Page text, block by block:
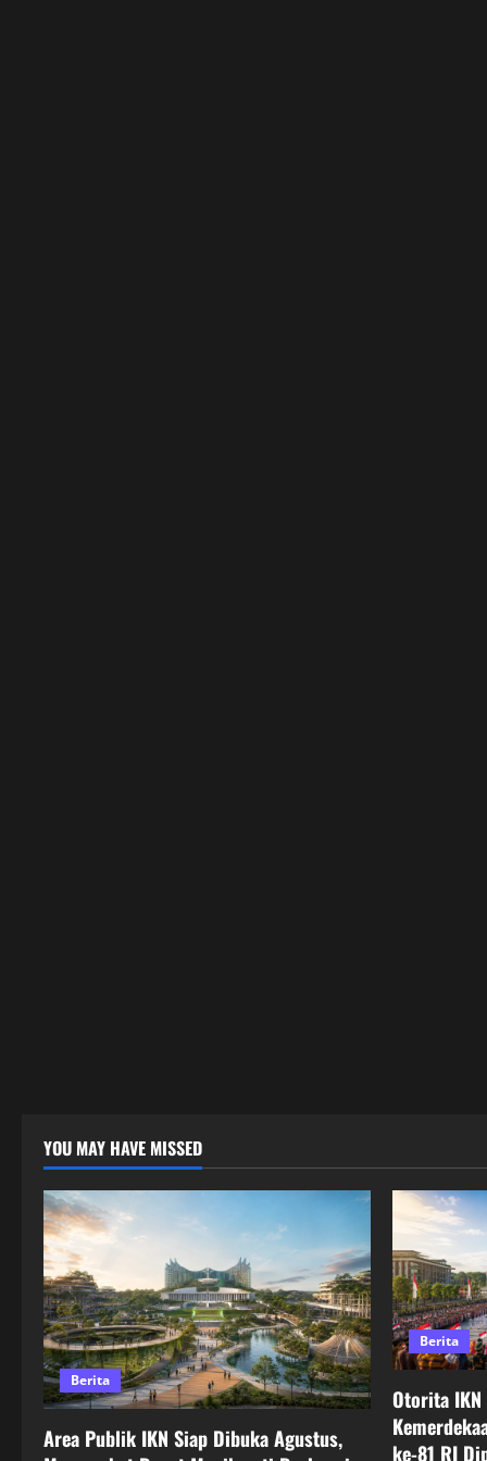
YOU MAY HAVE MISSED
Berita
Area Publik IKN Siap Dibuka Agustus,
Berita
Otorita IKN
ke-81 RI